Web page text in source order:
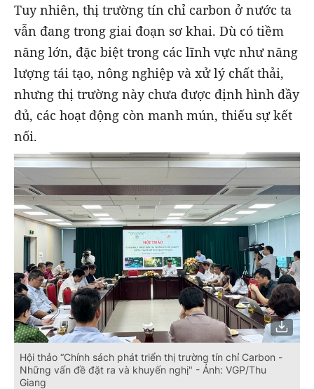
Tuy nhiên, thị trường tín chỉ carbon ở nước ta
vẫn đang trong giai đoạn sơ khai. Dù có tiềm
năng lớn, đặc biệt trong các lĩnh vực như năng
lượng tái tạo, nông nghiệp và xử lý chất thải,
nhưng thị trường này chưa được định hình đầy
đủ, các hoạt động còn manh mún, thiếu sự kết
nối.
Hội thảo “Chính sách phát triển thị trường tín chỉ Carbon -
Những vấn đề đặt ra và khuyến nghị" - Ảnh: VGP/Thu
Giang